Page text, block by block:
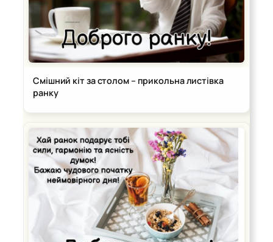
Смішний кіт за столом – прикольна листівка
ранку